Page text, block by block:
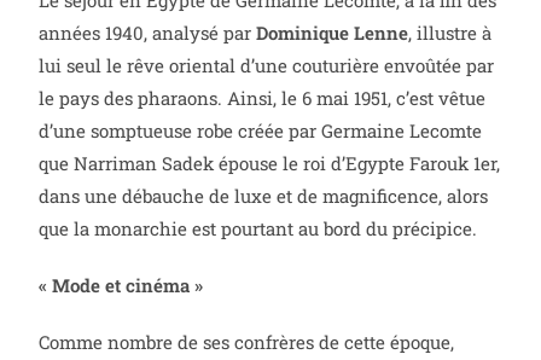
années 1940, analysé parDominique Lenne, illustre à
lui seul le rêve oriental d’une couturière envoûtée par
le pays des pharaons. Ainsi, le 6 mai 1951, c’est vêtue
d’une somptueuse robe créée par Germaine Lecomte
que Narriman Sadek épouse le roi d’Egypte Farouk 1er,
dans une débauche de luxe et de magnificence, alors
que la monarchie est pourtant au bord du précipice.
« Mode et cinéma »
Comme nombre de ses confrères de cette époque,